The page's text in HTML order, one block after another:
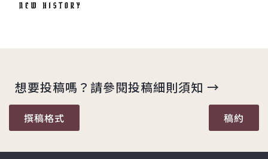
想要投稿嗎？請參閱投稿細則須知 →
撰稿格式 稿約